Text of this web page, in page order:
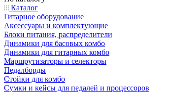
Каталог
Гитарное оборудование
Аксессуары и комплектующие
Блоки питания, распределители
Динамики для басовых комбо
Динамики для гитарных комбо
Маршрутизаторы и селекторы
Педалборды
Стойки для комбо
Сумки и кейсы для педалей и процессоров